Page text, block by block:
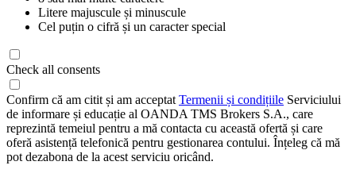
Litere majuscule și minuscule
Cel puțin o cifră și un caracter special
Check all consents
Confirm că am citit și am acceptat Termenii și condițiile Serviciului
de informare și educație al OANDA TMS Brokers S.A., care
reprezintă temeiul pentru a mă contacta cu această ofertă și care
oferă asistență telefonică pentru gestionarea contului. Înțeleg că mă
pot dezabona de la acest serviciu oricând.